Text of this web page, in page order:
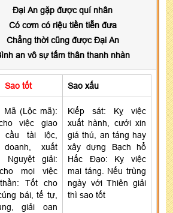
Đại An gặp được quí nhân
Có cơm có riệu tiền tiễn đưa
Chẳng thời cũng được Đại An
an vô sự tấm thân thanh nhàn
Sao tốt Sao xấu
Mã (Lộc mã):
việc giao
cầu tài lộc,
doanh, xuất
Nguyệt giải:
mọi việc
Tốt cho
bái, tế tự,
giải oan
Kiếp sát: Kỵ việc
xuất hành, cưới xin
giá thú, an táng hay
xây dựng Bạch hổ
Hắc Đạo: Kỵ việc
mai táng. Nếu trùng
ngày với Thiên giải
thì sao tốt